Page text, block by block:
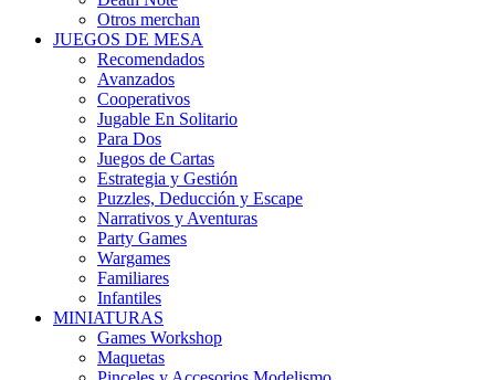
Otros merchan
JUEGOS DE MESA
Recomendados
Avanzados
Cooperativos
Jugable En Solitario
Para Dos
Juegos de Cartas
Estrategia y Gestión
Puzzles, Deducción y Escape
Narrativos y Aventuras
Party Games
Wargames
Familiares
Infantiles
MINIATURAS
Games Workshop
Maquetas